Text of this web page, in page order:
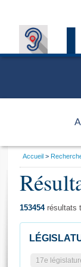
Vous
Accueil
153454résultats
17e